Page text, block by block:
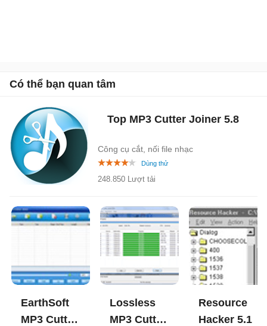
Có thể bạn quan tâm
Top MP3 Cutter Joiner 5.8
Công cụ cắt, nối file nhạc
248.850 Lượt tải
EarthSoft
MP3 Cutter
Lossless
MP3 Cutter
Resource
Hacker 5.1